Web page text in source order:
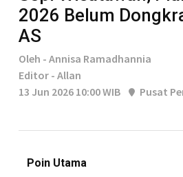
2026 Belum
AS
Oleh - Annisa Ramadhannia
Editor - Allan
13 Jun 2026 10:00 WIB
Pusat
Poin Utama